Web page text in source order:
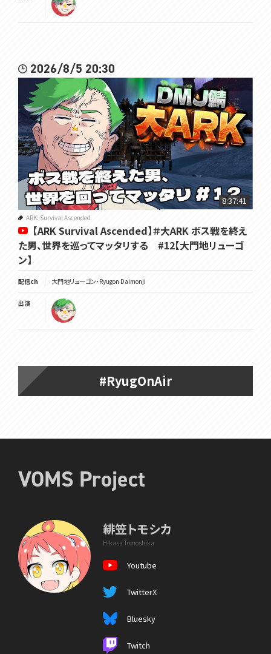
2026/8/5 20:30
8:37:41
ARK: Survival Ascended
【ARK Survival Ascended】＃大ARK ボス戦を終え
た男、世界を巡ってマッタリする #12【大門地リューゴ
ン】
配信ch 大門地リューゴン・Ryugon Daimonji
出演
#RyugOnAir
VOMS Project
緋笠トモシカ
Hikasa Tomoshika
Youtube
TwitterX
Bluesky
Twitch